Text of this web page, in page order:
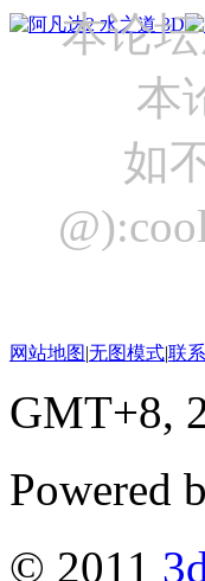
本论
本
如
网站地图|无图模式|联
GMT+8,
Powered
© 2011